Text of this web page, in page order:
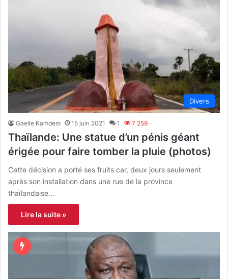
Divers
Gaelle Kamdem 15 juin 2021 1 7 259
Thaïlande: Une statue d’un pénis géant
érigée pour faire tomber la pluie (photos)
Cette décision a porté ses fruits car, deux jours seulement
après son installation dans une rue de la province
thaïlandaise…
Lire la suite »